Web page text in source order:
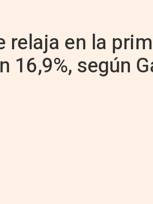
relaja en la
16,9%, según